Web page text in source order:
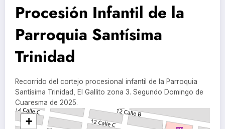
Procesión Infantil de la
Parroquia Santísima
Trinidad
Recorrido del cortejo procesional infantil de la Parroquia
Santísima Trinidad, El Gallito zona 3. Segundo Domingo de
Cuaresma de 2025.
+